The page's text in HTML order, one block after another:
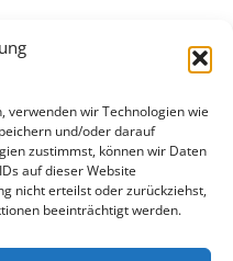
verwenden wir Technologien wie
und/oder darauf
zustimmst, können wir Daten
auf dieser Website
nicht erteilst oder zurückziehst,
beeinträchtigt werden.